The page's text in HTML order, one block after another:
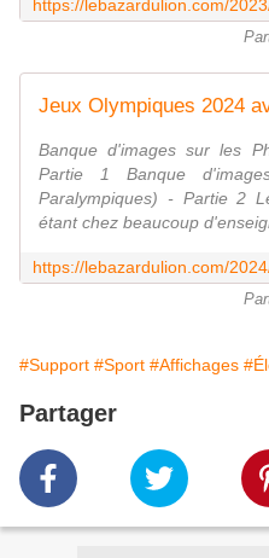
Banque d'images sur les
Partie 1 Banque
Paralympiques) - Partie 2
étant chez beaucoup
#Support #Sport #Affichages
Partager